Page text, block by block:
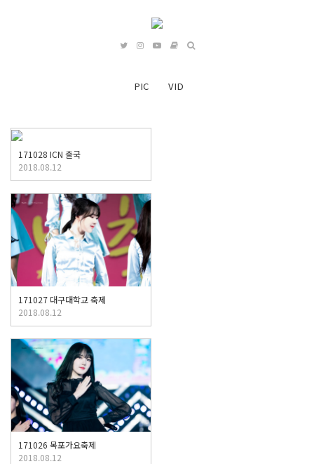
PIC VID
171028 ICN 출국
2018.08.12
171027 대구대학교 축제
2018.08.12
171026 목포가요축제
2018.08.12